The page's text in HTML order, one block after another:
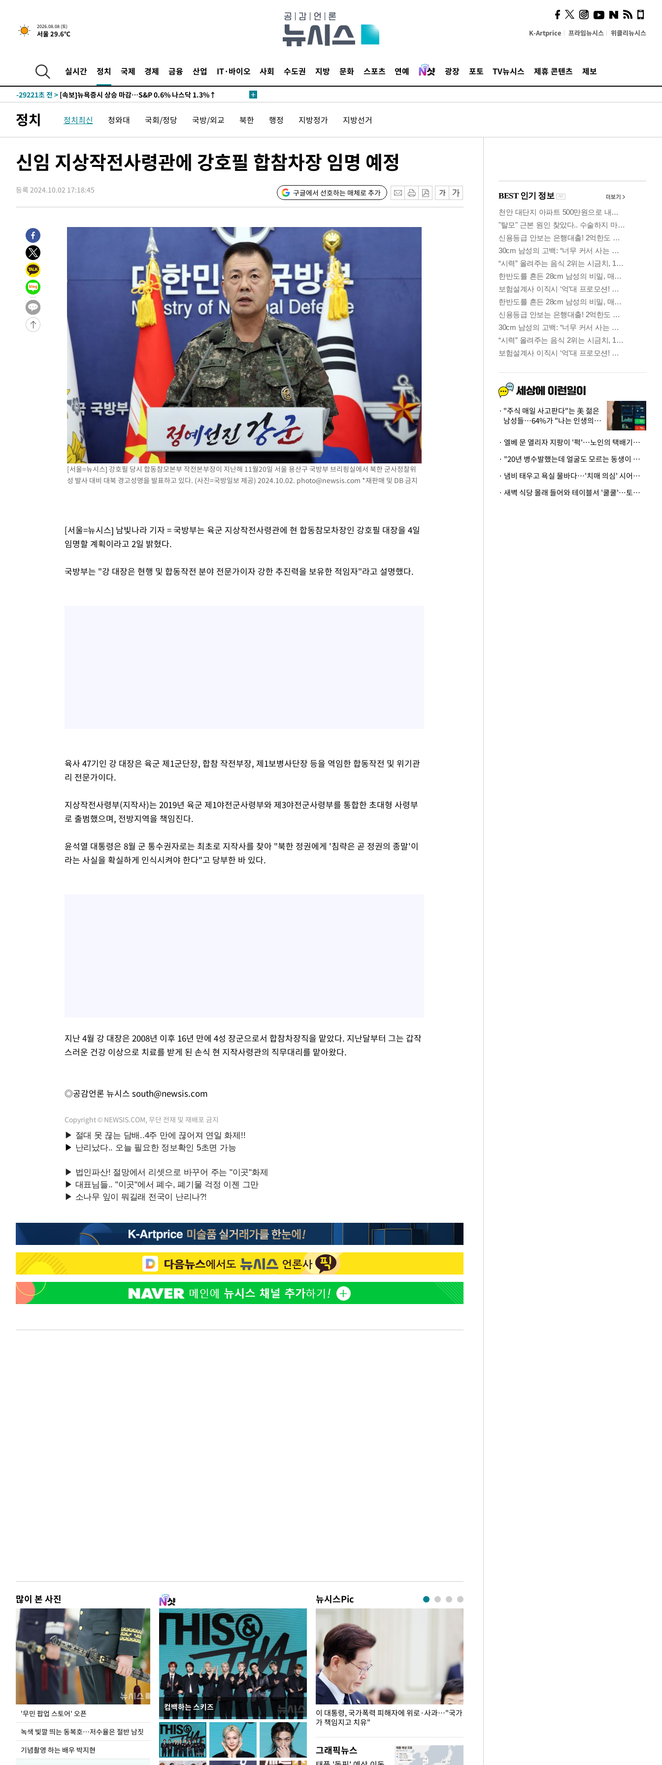
2026.08.08 (토)
서울 29.6℃ K-Artprice 프라임뉴시스 위클리뉴시스
실시간 정치 국제 경제 금융 산업 IT·바이오 사회 수도권 지방 문화 스포츠 연예 광장 포토 TV뉴시스 제휴 콘텐츠 제보
-29221초 전 > [속보]뉴욕증시 상승 마감…S&P 0.6% 나스닥 1.3%↑
정치 정치최신 청와대 국회/정당 국방/외교 북한 행정 지방정가 지방선거
신임 지상작전사령관에 강호필 합참차장 임명 예정
등록 2024.10.02 17:18:45 구글에서 선호하는 매체로 추가
[서울=뉴시스] 강호필 당시 합동참모본부 작전본부장이 지난해 11월20일 서울 용산구 국방부 브리핑실에서 북한 군사정찰위
성 발사 대비 대북 경고성명을 발표하고 있다. (사진=국방일보 제공) 2024.10.02. photo@newsis.com *재판매 및 DB 금지
[서울=뉴시스] 남빛나라 기자 = 국방부는 육군 지상작전사령관에 현 합동참모차장인 강호필 대장을 4일
임명할 계획이라고 2일 밝혔다.
국방부는 "강 대장은 현행 및 합동작전 분야 전문가이자 강한 추진력을 보유한 적임자"라고 설명했다.
육사 47기인 강 대장은 육군 제1군단장, 합참 작전부장, 제1보병사단장 등을 역임한 합동작전 및 위기관
리 전문가이다.
지상작전사령부(지작사)는 2019년 육군 제1야전군사령부와 제3야전군사령부를 통합한 초대형 사령부
로 출범했으며, 전방지역을 책임진다.
윤석열 대통령은 8월 군 통수권자로는 최초로 지작사를 찾아 "북한 정권에게 '침략은 곧 정권의 종말'이
라는 사실을 확실하게 인식시켜야 한다"고 당부한 바 있다.
지난 4월 강 대장은 2008년 이후 16년 만에 4성 장군으로서 합참차장직을 맡았다. 지난달부터 그는 갑작
스러운 건강 이상으로 치료를 받게 된 손식 현 지작사령관의 직무대리를 맡아왔다.
◎공감언론 뉴시스 south@newsis.com
Copyright © NEWSIS.COM, 무단 전재 및 재배포 금지
많이 본 사진
'무민 팝업 스토어' 오픈
녹색 빛깔 띄는 동복호…저수율은 절반 남짓
기념촬영 하는 배우 박지현
컴백하는 스키즈
뉴시스Pic
지석천 뒤덮은 개구리밥
이 대통령, 국가폭력 피해자에 위로·사과…"국가
가 책임지고 치유"
그래픽뉴스
시, 스마트폰 액세서리에
NFC 더했다
"주식 매일 사고판다"는 美 젊은
남성들…64%가 "나는 인생의
· 엘베 문 열리자 지팡이 '퍽'…노인의 택배기사 폭행 이유
· "20년 병수발했는데 얼굴도 모르는 동생이 유산 절반을"…배다른 형제 상속권 있을까
· 냄비 태우고 욕실 물바다…'치매 의심' 시어머니 검사 권유했다가 '날벼락'
· 새벽 식당 몰래 들어와 테이블서 '쿨쿨'…토사물 남기고 사라진 남성